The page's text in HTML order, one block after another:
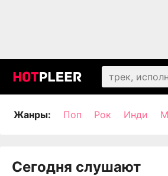
Жанры: Поп Рок Инди
Сегодня слушают